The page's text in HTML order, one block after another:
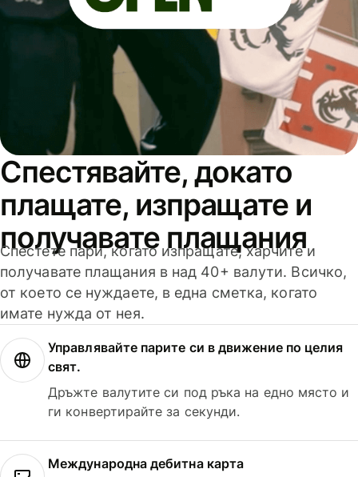
Спестявайте, докато
плащате, изпращате и
получавате плащания
Спестете пари, когато изпращате, харчите и
получавате плащания в над 40+ валути. Всичко,
от което се нуждаете, в една сметка, когато
имате нужда от нея.
Управлявайте парите си в движение по целия
свят.
Дръжте валутите си под ръка на едно място и
ги конвертирайте за секунди.
Международна дебитна карта